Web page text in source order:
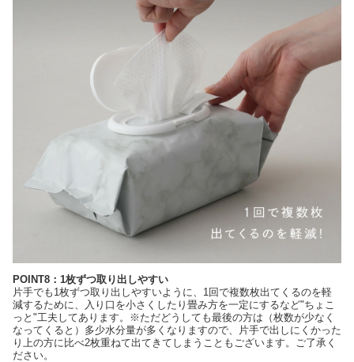
POINT8：1枚ずつ取り出しやすい
片手でも1枚ずつ取り出しやすいように、1回で複数枚出てくるのを軽
減するために、入り口を小さくしたり畳み方を一定にするなど"ちょこ
っと"工夫してあります。※ただどうしても最後の方は（枚数が少なく
なってくると）多少水分量が多くなりますので、片手で出しにくかった
り上の方に比べ2枚重ねて出てきてしまうこともございます。ご了承く
ださい。